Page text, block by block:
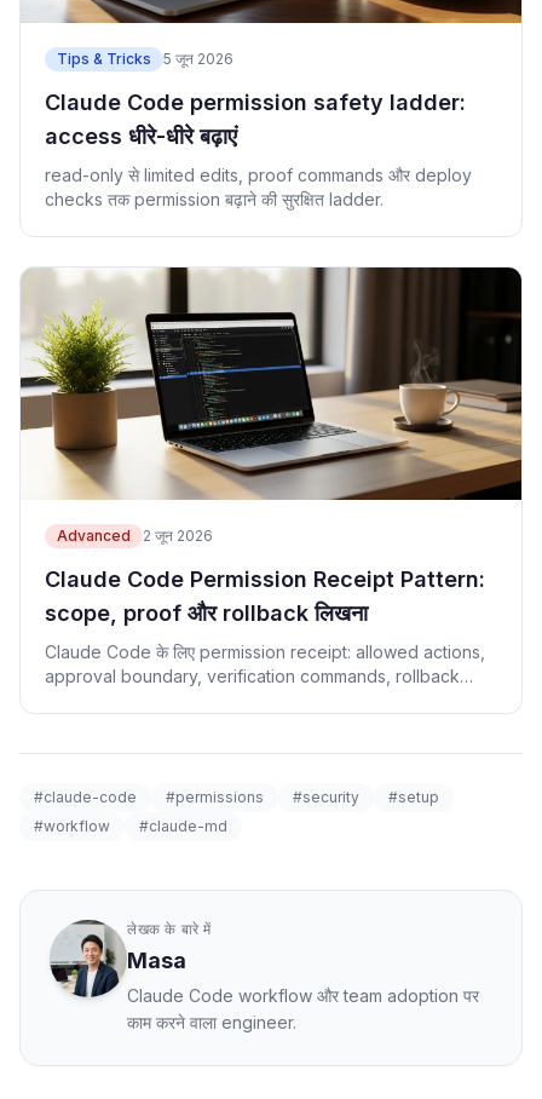
Tips & Tricks 5 जून 2026
Claude Code permission safety ladder:
access धीरे-धीरे बढ़ाएं
read-only से limited edits, proof commands और deploy
checks तक permission बढ़ाने की सुरक्षित ladder.
Advanced 2 जून 2026
Claude Code Permission Receipt Pattern:
scope, proof और rollback लिखना
Claude Code के लिए permission receipt: allowed actions,
approval boundary, verification commands, rollback
#claude-code #permissions #security
#setup
#workflow
#claude-md
लेखक के बारे में
Masa
Claude Code workflow और team adoption पर
काम करने वाला engineer.